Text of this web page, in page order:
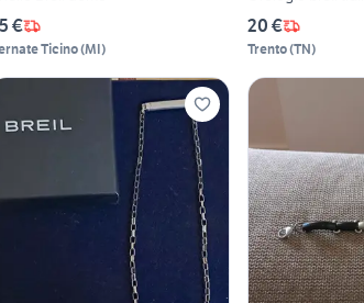
€
Ticino(MI)
20 €
Trento(TN)